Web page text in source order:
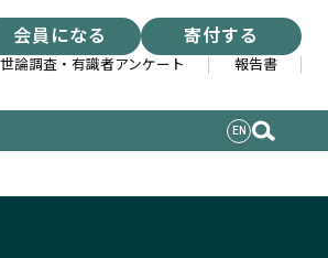
会員になる 寄付する
世論調査・有識者アンケート 報告書
EN